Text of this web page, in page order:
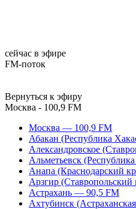
сейчас в эфире
FM-поток
Вернуться к эфиру
Москва - 100,9 FM
Москва — 100,9 FM
Абакан (Республика
Александровское
Альметьевск
Анапа (Краснодарский
Арзгир
Астрахань — 90,5 FM
Ахтубинск